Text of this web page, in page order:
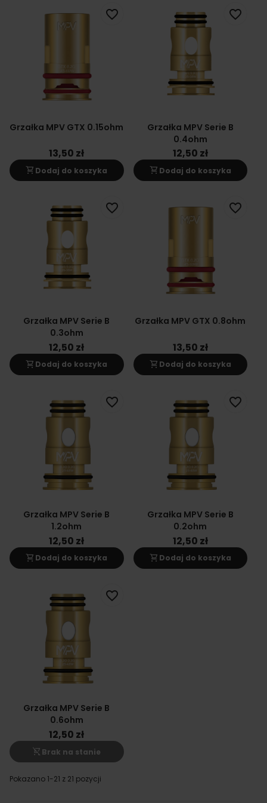
Grzałka MPV GTX 0.15ohm
13,50 zł
shopping_cart Dodaj do koszyka
favorite_border
Grzałka MPV Serie B
0.4ohm
12,50 zł
shopping_cart Dodaj do koszyka
favorite_border
Grzałka MPV Serie B
0.3ohm
12,50 zł
shopping_cart Dodaj do koszyka
favorite_border
Grzałka MPV GTX 0.8ohm
13,50 zł
shopping_cart Dodaj do koszyka
favorite_border
Grzałka MPV Serie B
1.2ohm
12,50 zł
shopping_cart Dodaj do koszyka
favorite_border
Grzałka MPV Serie B
0.2ohm
12,50 zł
shopping_cart Dodaj do koszyka
favorite_border
Grzałka MPV Serie B
0.6ohm
12,50 zł
shopping_cart_off Brak na stanie
favorite_border
Pokazano 1-21 z 21 pozycji